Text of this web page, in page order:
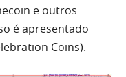
e outros
é apresentado
Coins).